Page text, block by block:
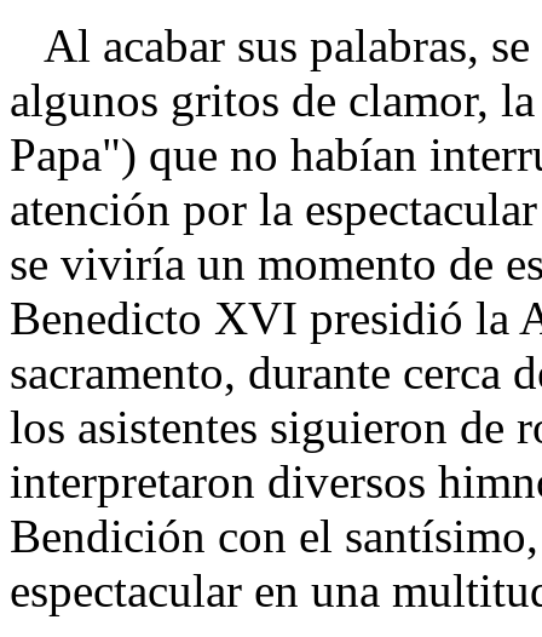
Al acabar sus palabras,
algunos gritos de clamor,
Papa") que no habían
atención por la
se viviría un momento de
Benedicto XVI presidió la
sacramento, durante cerca
los asistentes siguieron de
interpretaron diversos
Bendición con el
espectacular en una